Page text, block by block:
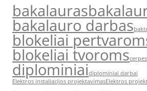
bakalauras
bakalauro darbas
blokeliai
blokeliai tvoromscerpes
diplominiaidiplominiai darbai
Elektros instaliacijos projektavimasElektros